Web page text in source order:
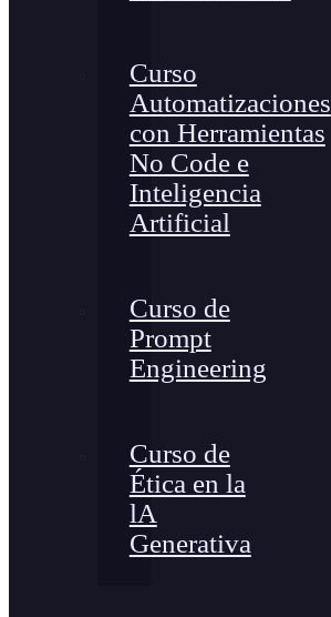
Curso
Automatizaciones
con Herramientas
No Code e
Inteligencia
Artificial
Curso de
Prompt
Engineering
Curso de
Ética en la
lA
Generativa